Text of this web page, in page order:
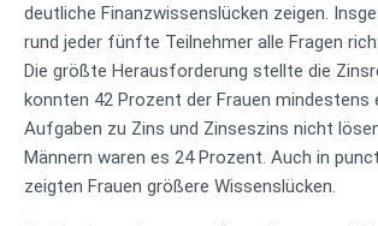
deutliche Finanzwissenslücken zeigen.
rund jeder fünfte Teilnehmer alle Fragen
Die größte Herausforderung stellte die
konnten 42 Prozent der Frauen mindestens
Aufgaben zu Zins und Zinseszins nicht
Männern waren es 24 Prozent. Auch in
zeigten Frauen größere Wissenslücken.